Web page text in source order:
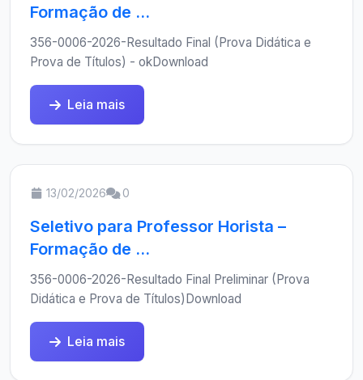
Formação de ...
356-0006-2026-Resultado Final (Prova Didática e
Prova de Títulos) - okDownload
Leia mais
13/02/2026 0
Seletivo para Professor Horista –
Formação de ...
356-0006-2026-Resultado Final Preliminar (Prova
Didática e Prova de Títulos)Download
Leia mais